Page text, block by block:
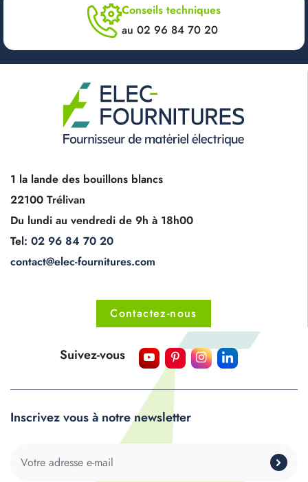
Conseils techniques
au 02 96 84 70 20
1 la lande des bouillons blancs
22100 Trélivan
Du lundi au vendredi de 9h à 18h00
Tel: 02 96 84 70 20
contact@elec-fournitures.com
Contactez-nous
Suivez-vous
Inscrivez vous à notre newsletter